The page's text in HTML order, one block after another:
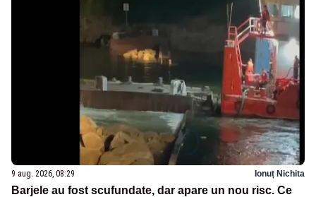
9 aug. 2026, 08:29 Ionuț Nichita
Barjele au fost scufundate, dar apare un nou risc. Ce